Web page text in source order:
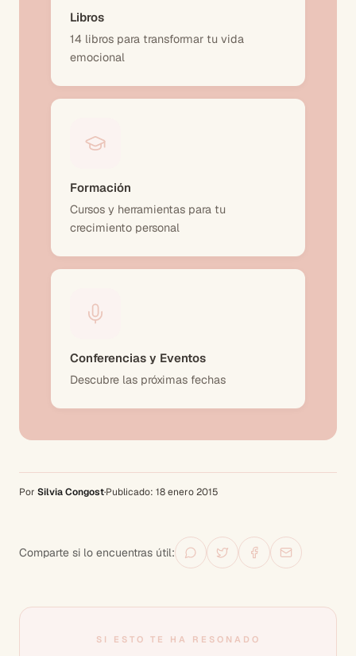
Libros
14 libros para transformar tu vida
emocional
Formación
Cursos y herramientas para tu
crecimiento personal
Conferencias y Eventos
Descubre las próximas fechas
Por Silvia Congost·Publicado: 18 enero 2015
Comparte si lo encuentras útil:
SI ESTO TE HA RESONADO